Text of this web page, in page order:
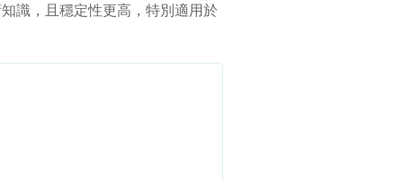
識，且穩定性更高，特別適用於